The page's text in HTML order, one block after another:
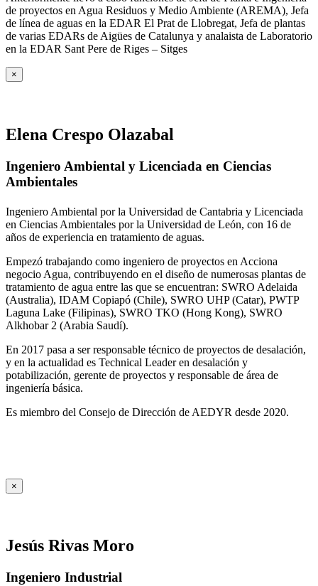
de proyectos en Agua Residuos y Medio Ambiente (AREMA), Jefa
de línea de aguas en la EDAR El Prat de Llobregat, Jefa de plantas
de varias EDARs de Aigües de Catalunya y analaista de Laboratorio
en la EDAR Sant Pere de Riges – Sitges
×
Elena Crespo Olazabal
Ingeniero Ambiental y Licenciada en Ciencias
Ambientales
Ingeniero Ambiental por la Universidad de Cantabria y Licenciada
en Ciencias Ambientales por la Universidad de León, con 16 de
años de experiencia en tratamiento de aguas.
Empezó trabajando como ingeniero de proyectos en Acciona
negocio Agua, contribuyendo en el diseño de numerosas plantas de
tratamiento de agua entre las que se encuentran: SWRO Adelaida
(Australia), IDAM Copiapó (Chile), SWRO UHP (Catar), PWTP
Laguna Lake (Filipinas), SWRO TKO (Hong Kong), SWRO
Alkhobar 2 (Arabia Saudí).
En 2017 pasa a ser responsable técnico de proyectos de desalación,
y en la actualidad es Technical Leader en desalación y
potabilización, gerente de proyectos y responsable de área de
ingeniería básica.
Es miembro del Consejo de Dirección de AEDYR desde 2020.
×
Jesús Rivas Moro
Ingeniero Industrial